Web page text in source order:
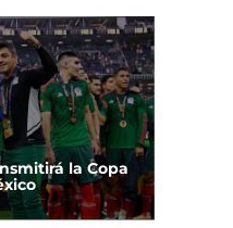
la Copa